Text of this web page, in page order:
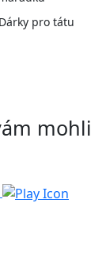
Dárky pro tátu
mohli